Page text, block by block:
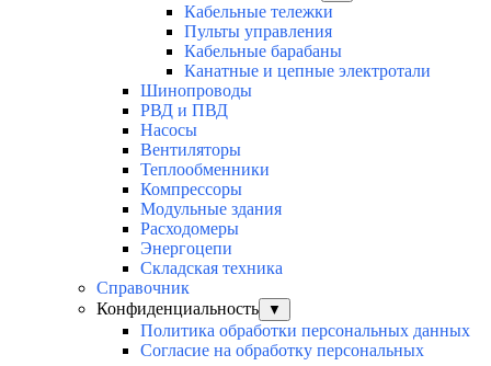
Кабельные тележки
Пульты управления
Кабельные барабаны
Канатные и цепные электротали
Шинопроводы
РВД и ПВД
Насосы
Вентиляторы
Теплообменники
Компрессоры
Модульные здания
Расходомеры
Энергоцепи
Складская техника
Справочник
Конфиденциальность
▼
Политика обработки персональных данных
Согласие на обработку персональных